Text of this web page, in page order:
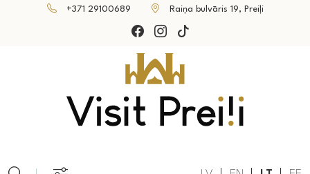
+371 29100689 Raiņa bulvāris 19, Preiļi